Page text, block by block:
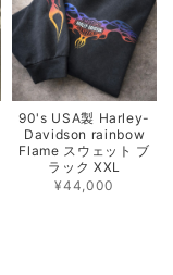
90's USA製 Harley-
Davidson rainbow
Flame スウェット ブ
ラック XXL
¥44,000